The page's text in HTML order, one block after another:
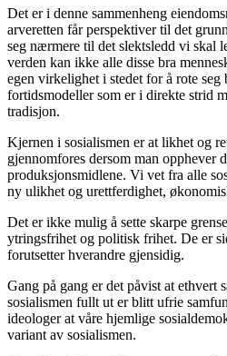
Det er i denne sammenheng
arveretten får perspektiver til det
seg nærmere til det slektsledd vi skal
verden kan ikke alle disse bra
egen virkelighet i stedet for å rote seg
fortidsmodeller som er i direkte strid
tradisjon.
Kjernen i sosialismen er at likhet og
gjennomfores dersom man opphever
produksjonsmidlene. Vi vet fra alle
ny ulikhet og urettferdighet,
Det er ikke mulig å sette skarpe
ytringsfrihet og politisk frihet. De er
forutsetter hverandre gjensidig.
Gang på gang er det påvist at ethvert
sosialismen fullt ut er blitt ufrie
ideologer at våre hjemlige
variant av sosialismen.